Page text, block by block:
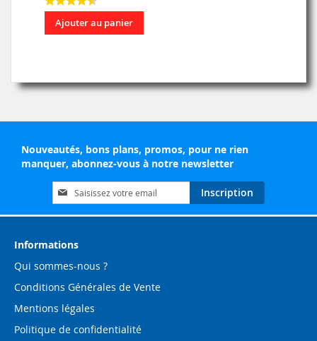
Ajouter au panier
Nouveautés, bons plans, promos, pour ne rien
manquer, abonnez-vous à notre newsletter
Inscription
à
notre
d’information
Inscription
Informations
Qui sommes-nous ?
Conditions Générales de Vente
Mentions légales
Politique de confidentialité